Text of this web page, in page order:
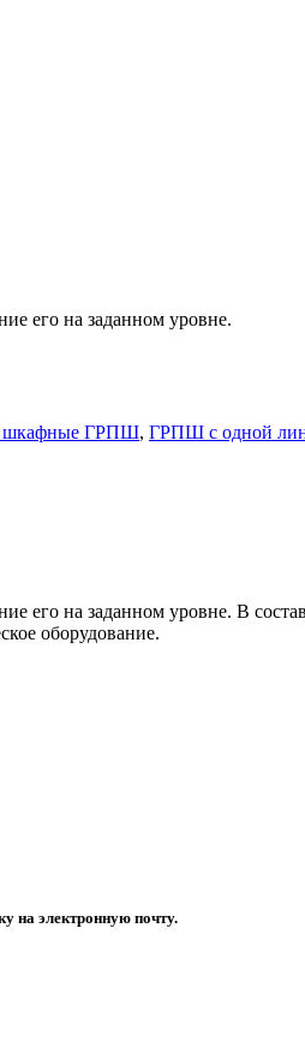
его на заданном уровне.
шкафные ГРПШ, ГРПШ с одной
его на заданном уровне. В
оборудование.
на электронную почту.